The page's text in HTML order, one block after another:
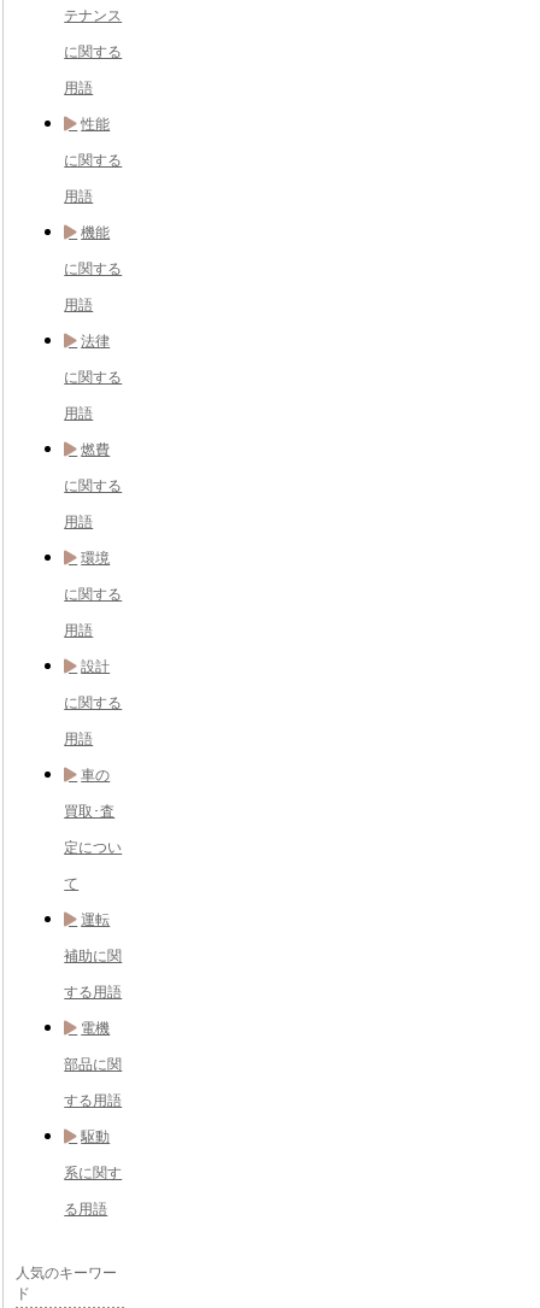
テナンス
に関する
用語
性能
に関する
用語
機能
に関する
用語
法律
に関する
用語
燃費
に関する
用語
環境
に関する
用語
設計
に関する
用語
車の
買取･査
定につい
て
運転
補助に関
する用語
電機
部品に関
する用語
駆動
系に関す
る用語
人気のキーワー
ド